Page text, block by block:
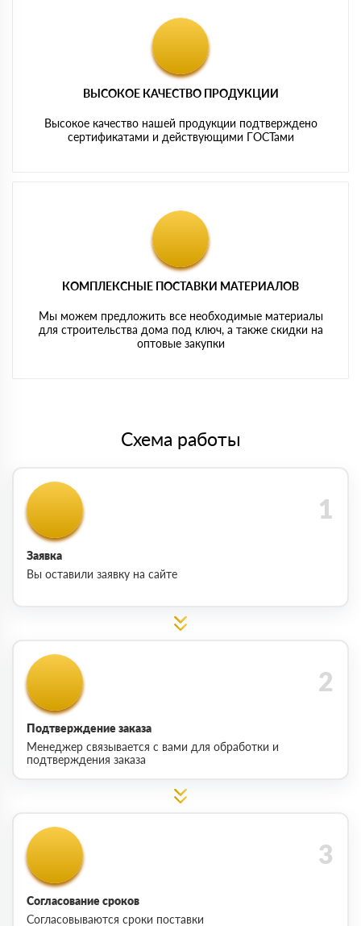
ВЫСОКОЕ КАЧЕСТВО ПРОДУКЦИИ
Высокое качество нашей продукции подтверждено
сертификатами и действующими ГОСТами
КОМПЛЕКСНЫЕ ПОСТАВКИ МАТЕРИАЛОВ
Мы можем предложить все необходимые материалы
для строительства дома под ключ, а также скидки на
оптовые закупки
Схема работы
Заявка
Вы оставили заявку на сайте
Подтверждение заказа
Менеджер связывается с вами для обработки и
подтверждения заказа
Согласование сроков
Согласовываются сроки поставки